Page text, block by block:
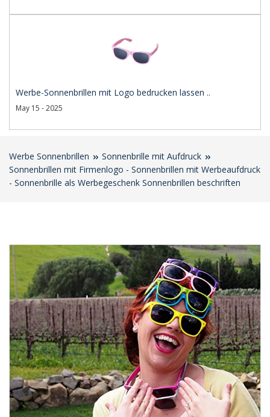
Werbe-Sonnenbrillen mit Logo bedrucken lassen ..
May 15 - 2025
Werbe Sonnenbrillen
Sonnenbrille mit Aufdruck
Sonnenbrillen mit Firmenlogo - Sonnenbrillen mit Werbeaufdruck
- Sonnenbrille als Werbegeschenk Sonnenbrillen beschriften